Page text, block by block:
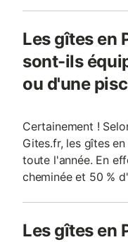
Les gîtes en
sont-ils
ou d'une
Certainement !
Gites.fr, les gîtes
toute l'année. En
cheminée et 50 %
Les gîtes en